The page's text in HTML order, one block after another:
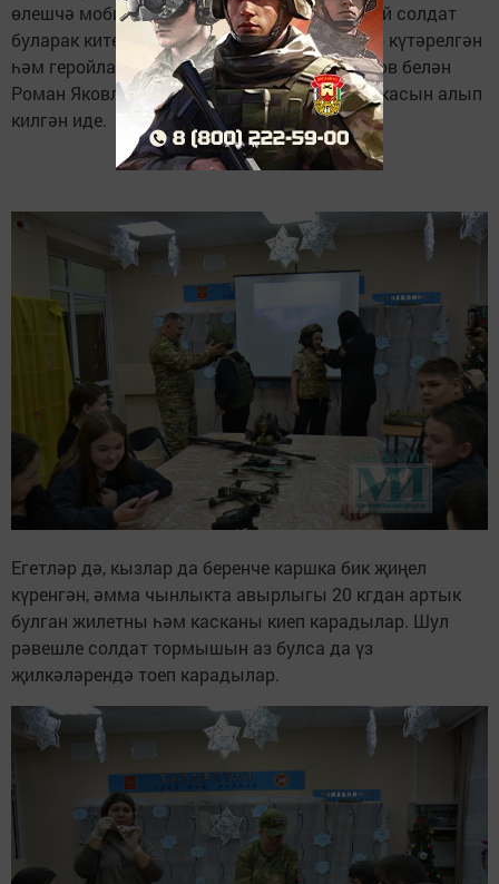
өлешчә мобилизация кысаларында рядовой солдат
буларак китеп, командир дәрәҗәсенә кадәр күтәрелгән
һәм геройларча вафат булган Эдуард Асанов белән
Роман Яковлевның бронижелеты белән каскасын алып
килгән иде.
Егетләр дә, кызлар да беренче каршка бик җиңел
күренгән, әмма чынлыкта авырлыгы 20 кгдан артык
булган жилетны һәм касканы киеп карадылар. Шул
рәвешле солдат тормышын аз булса да үз
җилкәләрендә тоеп карадылар.